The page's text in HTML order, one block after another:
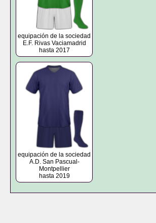
equipación de la sociedad
E.F. Rivas Vaciamadrid
hasta 2017
equipación de la sociedad
A.D. San Pascual-
Montpellier
hasta 2019